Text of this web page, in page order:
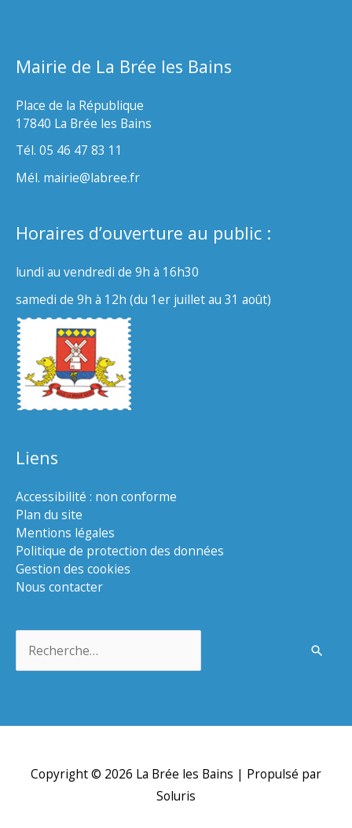
Mairie de La Brée les Bains
Place de la République
17840 La Brée les Bains
Tél. 05 46 47 83 11
Mél. mairie@labree.fr
Horaires d’ouverture au public :
lundi au vendredi de 9h à 16h30
samedi de 9h à 12h (du 1er juillet au 31 août)
Liens
Accessibilité : non conforme
Plan du site
Mentions légales
Politique de protection des données
Gestion des cookies
Nous contacter
Copyright © 2026 La Brée les Bains | Propulsé par
Soluris